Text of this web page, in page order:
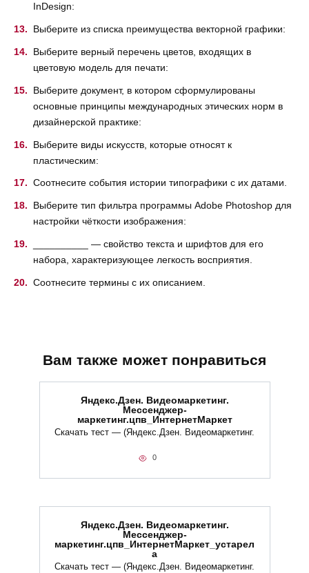
InDesign:
Выберите из списка преимущества векторной графики:
Выберите верный перечень цветов, входящих в
цветовую модель для печати:
Выберите документ, в котором сформулированы
основные принципы международных этических норм в
дизайнерской практике:
Выберите виды искусств, которые относят к
пластическим:
Соотнесите события истории типографики с их датами.
Выберите тип фильтра программы Adobe Photoshop для
настройки чёткости изображения:
__________ — свойство текста и шрифтов для его
набора, характеризующее легкость восприятия.
Соотнесите термины с их описанием.
Вам также может понравиться
Яндекс.Дзен. Видеомаркетинг.
Мессенджер-
маркетинг.цпв_ИнтернетМаркет
Скачать тест — (Яндекс.Дзен. Видеомаркетинг.
0
Яндекс.Дзен. Видеомаркетинг.
Мессенджер-
маркетинг.цпв_ИнтернетМаркет_устарел
а
Скачать тест — (Яндекс.Дзен. Видеомаркетинг.